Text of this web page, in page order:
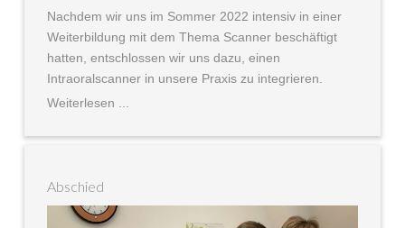
Nachdem wir uns im Sommer 2022 intensiv in einer
Weiterbildung mit dem Thema Scanner beschäftigt
hatten, entschlossen wir uns dazu, einen
Intraoralscanner in unsere Praxis zu integrieren.
Weiterlesen ...
Abschied